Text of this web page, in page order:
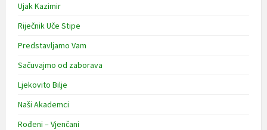
Ujak Kazimir
Riječnik Uče Stipe
Predstavljamo Vam
Sačuvajmo od zaborava
Ljekovito Bilje
Naši Akademci
Rođeni – Vjenčani